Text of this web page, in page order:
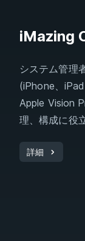
iMazing
システム管理
(iPhone、
Apple Vision
理、構成に役
詳細